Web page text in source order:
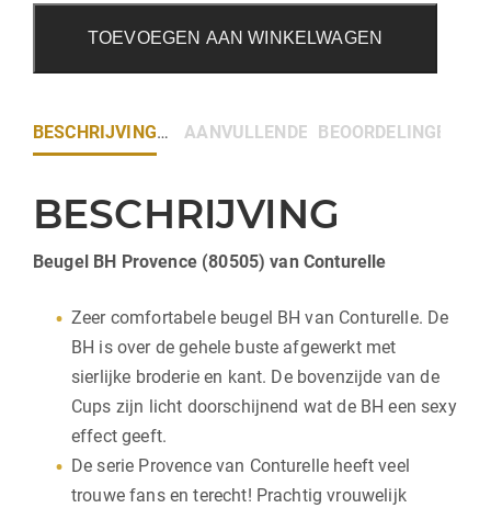
TOEVOEGEN AAN WINKELWAGEN
BESCHRIJVING AANVULLENDE INFORMATIE
BEOORDELINGEN (0)
BESCHRIJVING
Beugel BH Provence (80505) van Conturelle
Zeer comfortabele beugel BH van Conturelle. De
BH is over de gehele buste afgewerkt met
sierlijke broderie en kant. De bovenzijde van de
Cups zijn licht doorschijnend wat de BH een sexy
effect geeft.
De serie Provence van Conturelle heeft veel
trouwe fans en terecht! Prachtig vrouwelijk